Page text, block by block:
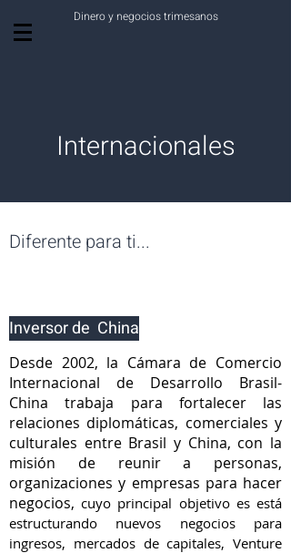
Dinero y negocios trimesanos
Internacionales
Diferente para ti...
Inversor de China
Desde 2002, la Cámara de Comercio
Internacional de Desarrollo Brasil-
China trabaja para fortalecer las
relaciones diplomáticas, comerciales y
culturales entre Brasil y China, con la
misión de reunir a personas,
organizaciones y empresas para hacer
negocios, cuyo principal objetivo es está
estructurando nuevos negocios para
ingresos, mercados de capitales, Venture